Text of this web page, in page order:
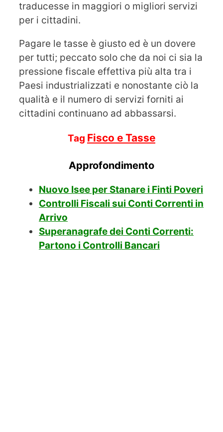
traducesse in maggiori o migliori servizi
per i cittadini.
Pagare le tasse è giusto ed è un dovere
per tutti; peccato solo che da noi ci sia la
pressione fiscale effettiva più alta tra i
Paesi industrializzati e nonostante ciò la
qualità e il numero di servizi forniti ai
cittadini continuano ad abbassarsi.
Tag Fisco e Tasse
Approfondimento
Nuovo Isee per Stanare i Finti Poveri
Controlli Fiscali sui Conti Correnti in
Arrivo
Superanagrafe dei Conti Correnti:
Partono i Controlli Bancari